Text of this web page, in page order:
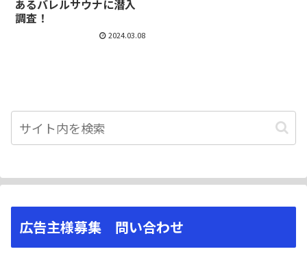
あるバレルサウナに潜入
調査！
2024.03.08
広告主様募集 問い合わせ